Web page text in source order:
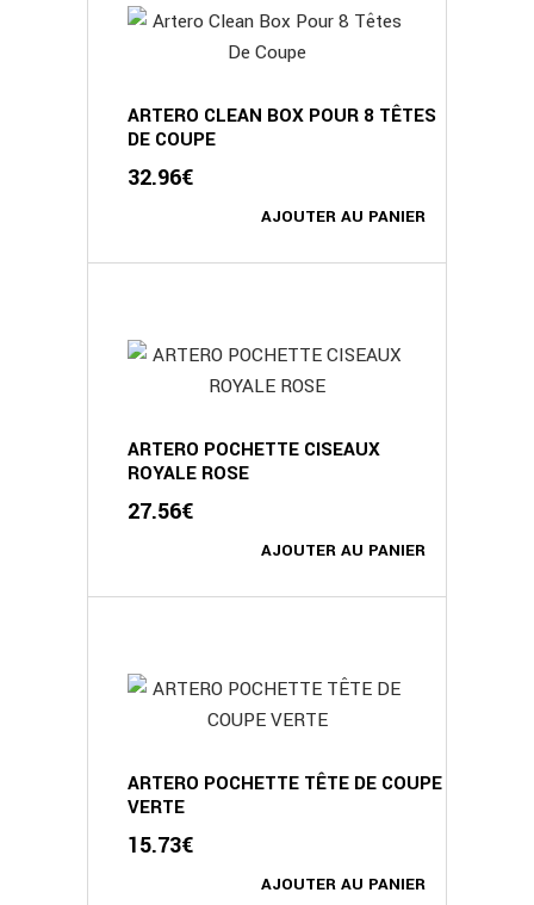
AJOUTER AU PANIER
ARTERO CLEAN BOX POUR 8 TÊTES
DE COUPE
32.96€
AJOUTER AU PANIER
ARTERO POCHETTE CISEAUX
ROYALE ROSE
27.56€
AJOUTER AU PANIER
ARTERO POCHETTE TÊTE DE COUPE
VERTE
15.73€